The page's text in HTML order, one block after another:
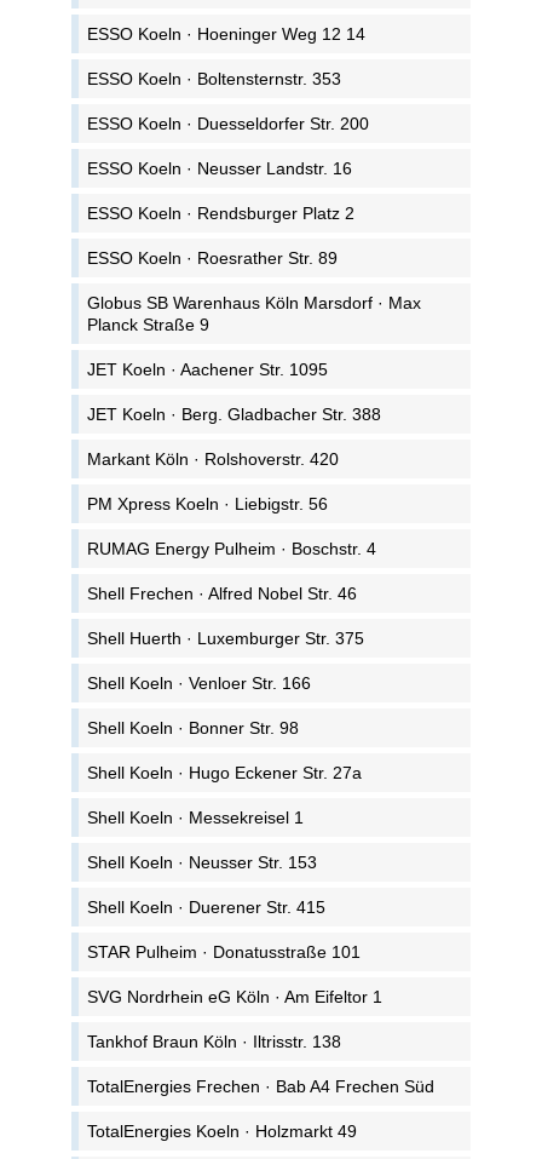
ESSO Koeln · Hoeninger Weg 12 14
ESSO Koeln · Boltensternstr. 353
ESSO Koeln · Duesseldorfer Str. 200
ESSO Koeln · Neusser Landstr. 16
ESSO Koeln · Rendsburger Platz 2
ESSO Koeln · Roesrather Str. 89
Globus SB Warenhaus Köln Marsdorf · Max
Planck Straße 9
JET Koeln · Aachener Str. 1095
JET Koeln · Berg. Gladbacher Str. 388
Markant Köln · Rolshoverstr. 420
PM Xpress Koeln · Liebigstr. 56
RUMAG Energy Pulheim · Boschstr. 4
Shell Frechen · Alfred Nobel Str. 46
Shell Huerth · Luxemburger Str. 375
Shell Koeln · Venloer Str. 166
Shell Koeln · Bonner Str. 98
Shell Koeln · Hugo Eckener Str. 27a
Shell Koeln · Messekreisel 1
Shell Koeln · Neusser Str. 153
Shell Koeln · Duerener Str. 415
STAR Pulheim · Donatusstraße 101
SVG Nordrhein eG Köln · Am Eifeltor 1
Tankhof Braun Köln · Iltrisstr. 138
TotalEnergies Frechen · Bab A4 Frechen Süd
TotalEnergies Koeln · Holzmarkt 49